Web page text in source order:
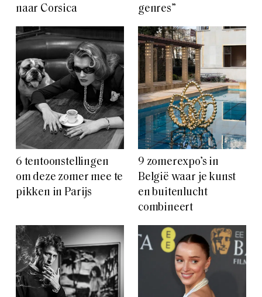
naar Corsica
genres”
6 tentoonstellingen
om deze zomer mee te
pikken in Parijs
9 zomerexpo’s in
België waar je kunst
en buitenlucht
combineert